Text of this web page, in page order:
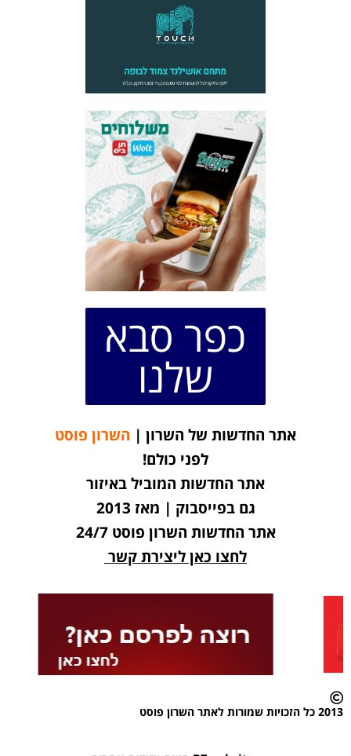
כפר סבא
שלנו
אתר החדשות של השרון | השרון פוסט
לפני כולם!
אתר החדשות המוביל באיזור
גם בפייסבוק | מאז 2013
אתר החדשות השרון פוסט 24/7
לחצו כאן ליצירת קשר
2013 כל הזכויות שמורות לאתר השרון פוסט